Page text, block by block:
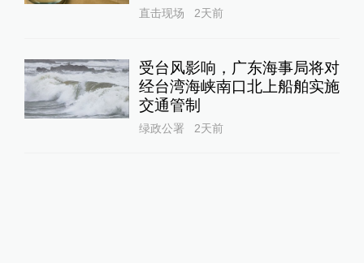
直击现场 2天前
受台风影响，广东海事局将对
经台湾海峡南口北上船舶实施
交通管制
绿政公署 2天前